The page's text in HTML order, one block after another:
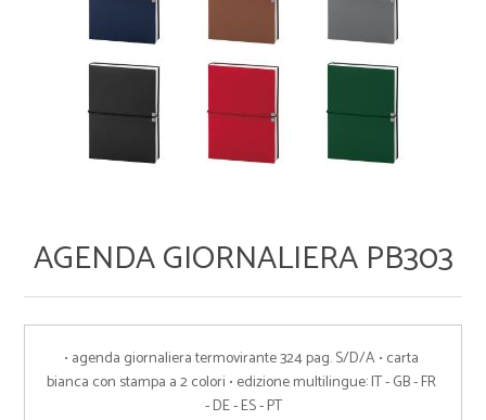
AGENDA GIORNALIERA PB303
• agenda giornaliera termovirante 324 pag. S/D/A • carta
bianca con stampa a 2 colori • edizione multilingue: IT - GB - FR
- DE - ES - PT